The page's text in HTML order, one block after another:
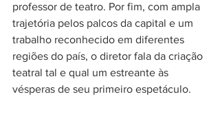
professor de teatro. Por fim, com ampla
trajetória pelos palcos da capital e um
trabalho reconhecido em diferentes
regiões do país, o diretor fala da criação
teatral tal e qual um estreante às
vésperas de seu primeiro espetáculo.